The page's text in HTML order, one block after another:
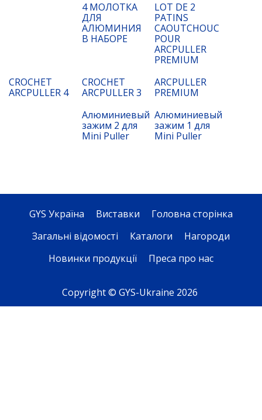
4 МОЛОТКА
ДЛЯ
АЛЮМИНИЯ
В НАБОРЕ
LOT DE 2
PATINS
CAOUTCHOUC
POUR
ARCPULLER
PREMIUM
CROCHET
ARCPULLER 4
CROCHET
ARCPULLER 3
ARCPULLER
PREMIUM
Алюминиевый
зажим 2 для
Mini Puller
Алюминиевый
зажим 1 для
Mini Puller
GYS Україна Виставки
Головна сторінка
Загальні відомості
Каталоги
Нагороди
Новинки продукції
Преса про нас
Copyright © GYS-Ukraine 2026